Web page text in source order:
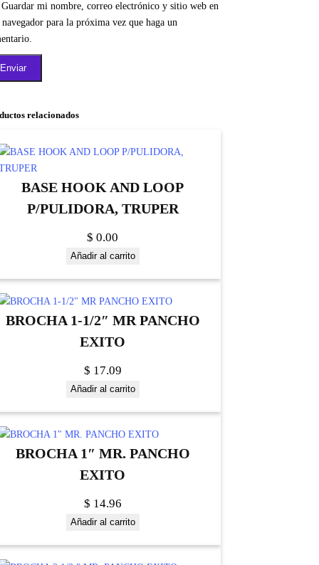
Guardar mi nombre, correo electrónico y sitio web en
navegador para la próxima vez que haga un
relacionados
BASE HOOK AND LOOP
P/PULIDORA, TRUPER
$ 0.00
Añadir al carrito
BROCHA 1-1/2″ MR PANCHO
EXITO
$ 17.09
Añadir al carrito
BROCHA 1″ MR. PANCHO
EXITO
$ 14.96
Añadir al carrito